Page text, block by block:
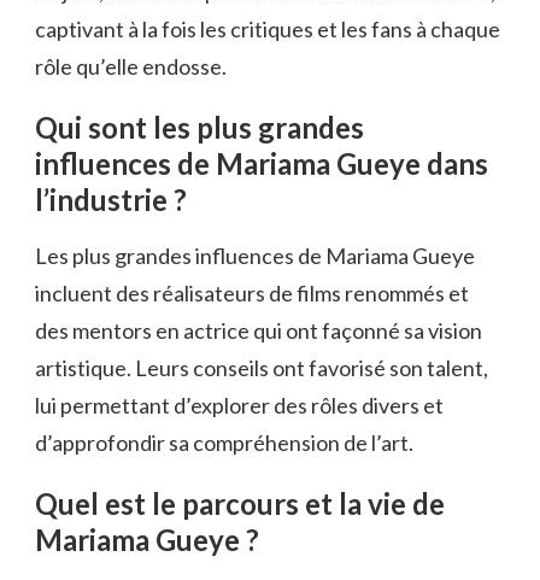
captivant à la fois les critiques et les fans à chaque
rôle qu’elle endosse.
Qui sont les plus grandes
influences de Mariama Gueye dans
l’industrie ?
Les plus grandes influences de Mariama Gueye
incluent des réalisateurs de films renommés et
des mentors en actrice qui ont façonné sa vision
artistique. Leurs conseils ont favorisé son talent,
lui permettant d’explorer des rôles divers et
d’approfondir sa compréhension de l’art.
Quel est le parcours et la vie de
Mariama Gueye ?